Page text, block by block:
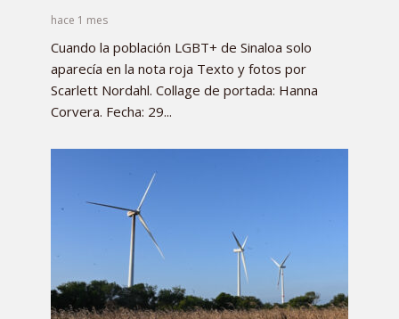
hace 1 mes
Cuando la población LGBT+ de Sinaloa solo
aparecía en la nota roja Texto y fotos por
Scarlett Nordahl. Collage de portada: Hanna
Corvera. Fecha: 29...